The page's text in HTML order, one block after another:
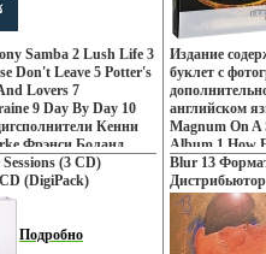
Samba 2 Lush Life 3
Don't Leave 5 Potter's
Lovers 7
9 Day By Day 10
Кенни
Фрэнси Боланд
(3 CD)
(DigiPack)
Of Sound
"Группа Союз"
товары
Подробно
Издание
буклет с
английском
Magnum On
Album 1 How
Like An Arrow
Before First
Endless Love
Heart 9 All
Dance CD2:
Blur 13
Records
Альбом: